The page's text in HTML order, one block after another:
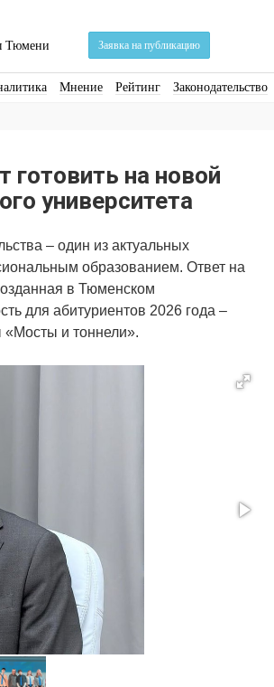
Тюмени Заявка на публикацию
Мнение Рейтинг Законодательство
готовить на новой
университета
– один из актуальных
образованием. Ответ на
в Тюменском
для абитуриентов 2026 года –
«Мосты и тоннели».